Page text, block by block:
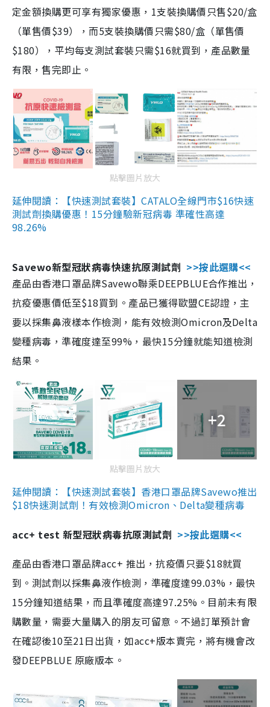
定金額換購更可享有獨家優惠，1支裝換購價只售$20/盒
（單售價$39），而5支裝換購價只需$80/盒（單售價
$180），平均每支測試套裝只需$16就買到，產品數量
有限，售完即止。
點擊圖片放大
延伸閱讀：【快速測試套裝】CATALO全線門市$16快速
測試劑換購優惠！15分鐘驗新冠病毒 準確性高達
98.26%
Savewo新型冠狀病毒快速抗原測試劑 >>按此選購<<
產品由香港口罩品牌Savewo聯乘DEEPBLUE合作推出，
抗疫優惠價低至$18買到。產品已獲得歐盟CE認證，主
要以採集鼻液樣本作檢測，能有效檢測Omicron及Delta
變種病毒，準確度達至99%，最快15分鐘就能知道檢測
結果。
+2
點擊圖片放大
延伸閱讀：【快速測試套裝】香港口罩品牌Savewo推出
$18快速測試劑！有效檢測Omicron、Delta變種病毒
acc+ test 新型冠狀病毒抗原測試劑 >>按此選購<<
產品由香港口罩品牌acc+ 推出，抗疫價只要$18就買
到。測試劑以採集鼻液作檢測，準確度達99.03%，最快
15分鐘知道結果，而且準確度高達97.25%。目前未有限
購數量，需要大量購入的朋友可留意。不過訂單預計會
在確認後10至21日出貨，如acc+版本賣完，將有機會改
發DEEPBLUE 原廠版本。